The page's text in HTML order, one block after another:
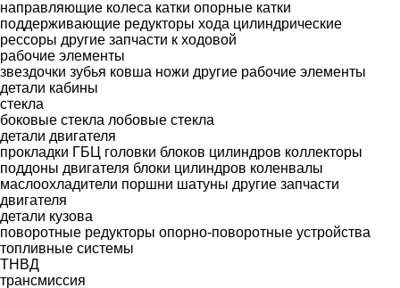
направляющие колеса катки опорные катки
поддерживающие редукторы хода цилиндрические
рессоры другие запчасти к ходовой
рабочие элементы
звездочки зубья ковша ножи другие рабочие элементы
детали кабины
стекла
боковые стекла лобовые стекла
детали двигателя
прокладки ГБЦ головки блоков цилиндров коллекторы
поддоны двигателя блоки цилиндров коленвалы
маслоохладители поршни шатуны другие запчасти
двигателя
детали кузова
поворотные редукторы опорно-поворотные устройства
топливные системы
ТНВД
трансмиссия